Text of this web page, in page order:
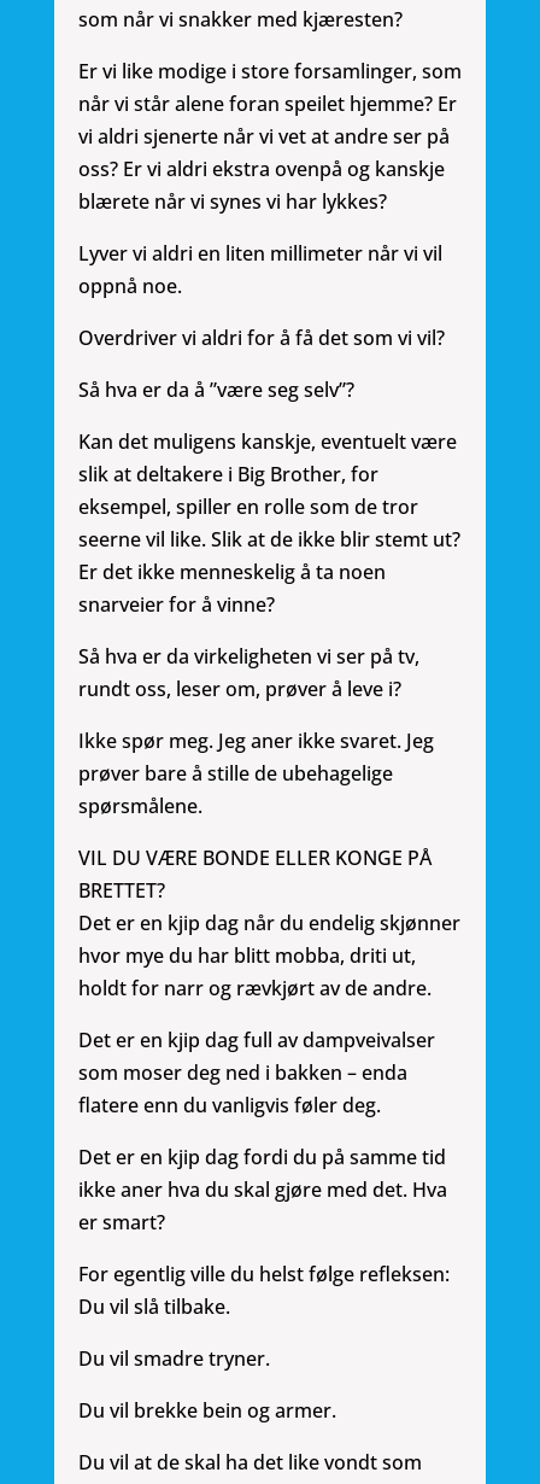
som når vi snakker med kjæresten?
Er vi like modige i store forsamlinger, som
når vi står alene foran speilet hjemme? Er
vi aldri sjenerte når vi vet at andre ser på
oss? Er vi aldri ekstra ovenpå og kanskje
blærete når vi synes vi har lykkes?
Lyver vi aldri en liten millimeter når vi vil
oppnå noe.
Overdriver vi aldri for å få det som vi vil?
Så hva er da å ”være seg selv”?
Kan det muligens kanskje, eventuelt være
slik at deltakere i Big Brother, for
eksempel, spiller en rolle som de tror
seerne vil like. Slik at de ikke blir stemt ut?
Er det ikke menneskelig å ta noen
snarveier for å vinne?
Så hva er da virkeligheten vi ser på tv,
rundt oss, leser om, prøver å leve i?
Ikke spør meg. Jeg aner ikke svaret. Jeg
prøver bare å stille de ubehagelige
spørsmålene.
VIL DU VÆRE BONDE ELLER KONGE PÅ
BRETTET?
Det er en kjip dag når du endelig skjønner
hvor mye du har blitt mobba, driti ut,
holdt for narr og rævkjørt av de andre.
Det er en kjip dag full av dampveivalser
som moser deg ned i bakken – enda
flatere enn du vanligvis føler deg.
Det er en kjip dag fordi du på samme tid
ikke aner hva du skal gjøre med det. Hva
er smart?
For egentlig ville du helst følge refleksen:
Du vil slå tilbake.
Du vil smadre tryner.
Du vil brekke bein og armer.
Du vil at de skal ha det like vondt som